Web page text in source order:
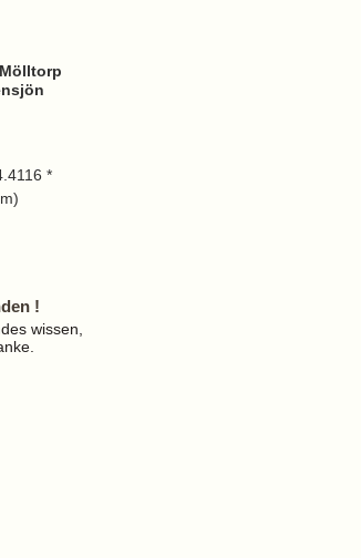
*
!
wissen,